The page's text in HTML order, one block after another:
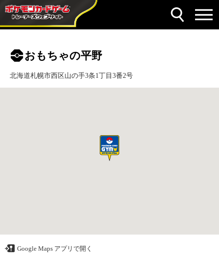
おもちゃの平野
北海道札幌市西区山の手3条1丁目3番2号
Google Maps アプリで開く